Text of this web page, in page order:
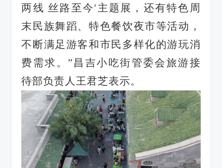
两线 丝路至今'主题展，还有特色周
末民族舞蹈、特色餐饮夜市等活动，
不断满足游客和市民多样化的游玩消
费需求。”昌吉小吃街管委会旅游接
待部负责人王君芝表示。